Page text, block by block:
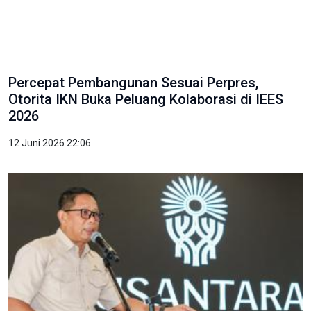
Percepat Pembangunan Sesuai Perpres,
Otorita IKN Buka Peluang Kolaborasi di IEES
2026
12 Juni 2026 22:06